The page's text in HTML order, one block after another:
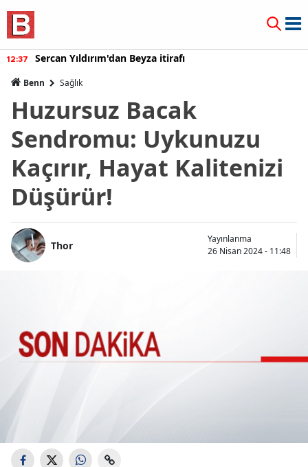
12:37 Sercan Yıldırım'dan Beyza itirafı
Benn Sağlık
Huzursuz Bacak
Sendromu: Uykunuzu
Kaçırır, Hayat Kalitenizi
Düşürür!
Thor
Yayınlanma
26 Nisan 2024 - 11:48